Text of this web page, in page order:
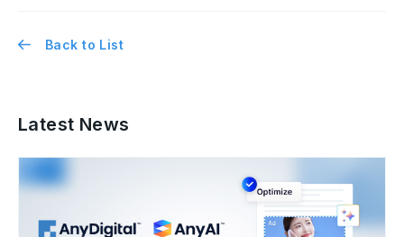
Back to List
Latest News